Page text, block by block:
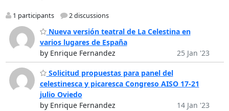
1 participants 2 discussions
Nueva versión teatral de La Celestina en
varios lugares de España
by Enrique Fernandez
25 Jan '23
Solicitud propuestas para panel del
celestinesca y picaresca Congreso AISO 17-21
julio Oviedo
by Enrique Fernandez
14 Jan '23